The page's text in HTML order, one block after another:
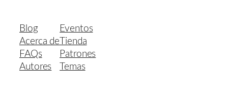
Blog
Acerca de
FAQs
Autores
Eventos
Tienda
Patrones
Temas